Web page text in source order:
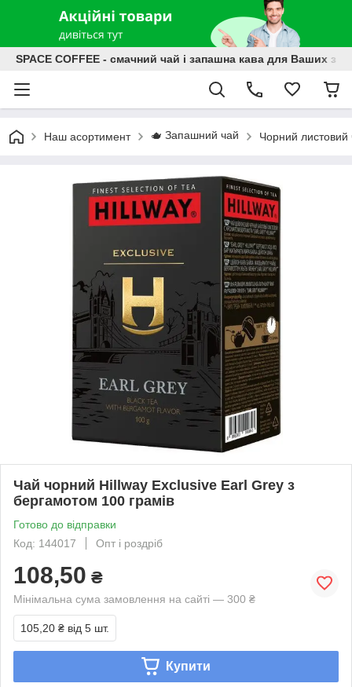
SPACE COFFEE - смачний чай і запашна кава для Ваших
Наш асортимент 🫖 Запашний чай Чорний листовий
Чай чорний Hillway Exclusive Earl Grey з
бергамотом 100 грамів
Готово до відправки
Код: 144017
Опт і роздріб
108,50 ₴
Мінімальна сума замовлення на сайті — 300 ₴
105,20 ₴ від 5 шт.
Купити